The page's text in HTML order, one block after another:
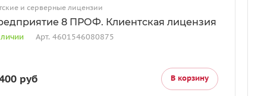
и серверные лицензии
8 ПРОФ. Клиентская лицензия
Арт. 4601546080875
руб В корзину